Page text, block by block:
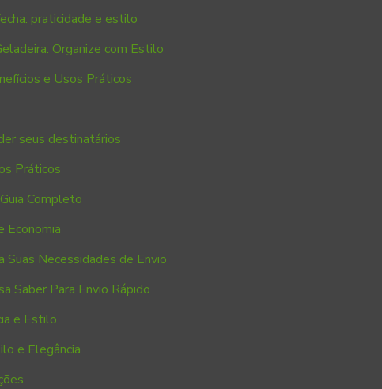
praticidade e estilo
Organize com Estilo
e Usos Práticos
seus destinatários
Práticos
Completo
Economia
Necessidades de Envio
Saber Para Envio Rápido
e Estilo
e Elegância